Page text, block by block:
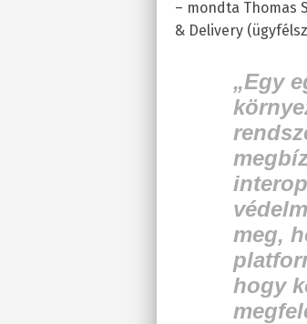
– mondta Thomas
& Delivery
„Egy
meg,
hogy